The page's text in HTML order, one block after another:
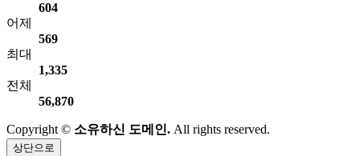
604
어제
569
최대
1,335
전체
56,870
Copyright © 소유하신 도메인. All rights reserved.
상단으로